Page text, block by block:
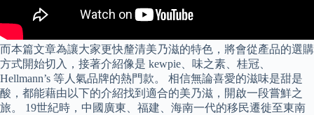
而本篇文章為讓大家更快釐清美乃滋的特色，將會從產品的選購
方式開始切入，接著介紹像是 kewpie、味之素、桂冠、
Hellmann’s 等人氣品牌的熱門款。 相信無論喜愛的滋味是甜是
酸，都能藉由以下的介紹找到適合的美乃滋，開啟一段嘗鮮之
旅。 19世紀時，中國廣東、福建、海南一代的移民遷徙至東南